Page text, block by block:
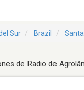
Sur Brazil
de Radio de